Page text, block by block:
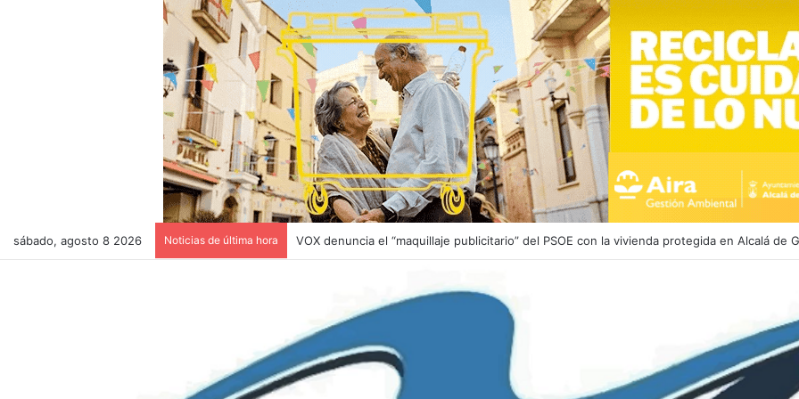
sábado, agosto 8 2026 Noticias de última hora Última hora! Desprendimiento en la calle Juan Abad